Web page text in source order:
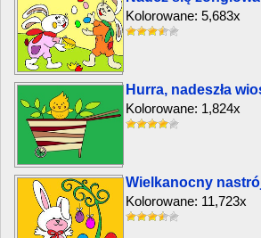
Kolorowane: 5,683x
Hurra, nadeszła
Kolorowane: 1,824x
Wielkanocny
Kolorowane: 11,723x